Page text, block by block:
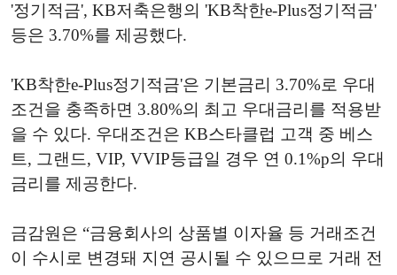
'정기적금', KB저축은행의 'KB착한e-Plus정기적금'
등은 3.70%를 제공했다.
'KB착한e-Plus정기적금'은 기본금리 3.70%로 우대
조건을 충족하면 3.80%의 최고 우대금리를 적용받
을 수 있다. 우대조건은 KB스타클럽 고객 중 베스
트, 그랜드, VIP, VVIP등급일 경우 연 0.1%p의 우대
금리를 제공한다.
금감원은 “금융회사의 상품별 이자율 등 거래조건
이 수시로 변경돼 지연 공시될 수 있으므로 거래 전